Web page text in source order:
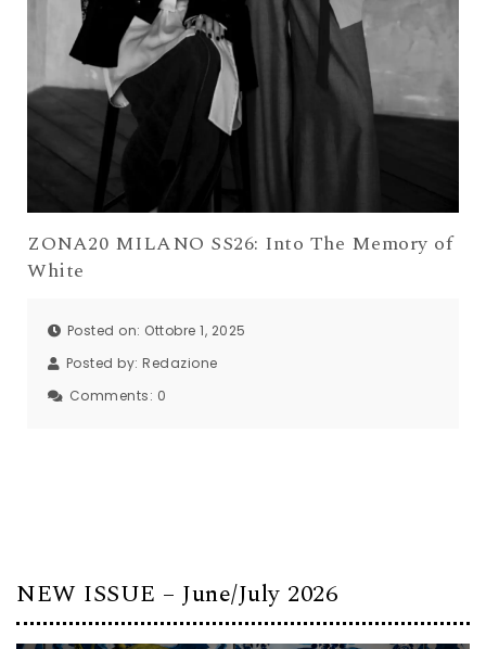
ZONA20 MILANO SS26: Into The Memory of
White
Posted on: Ottobre 1, 2025
Posted by: Redazione
Comments: 0
NEW ISSUE – June/July 2026